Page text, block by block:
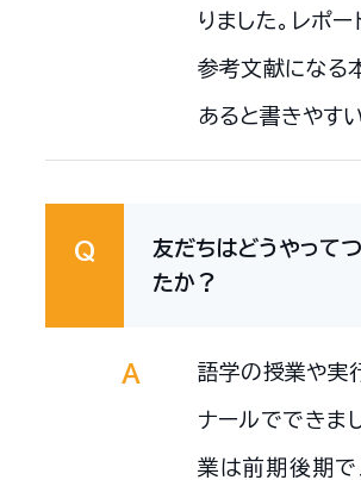
りました。レポー
参考文献になる
あると書きやす
Q
友だちはどうやって
たか？
A 語学の授業や実
ナールでできま
業は前期後期で